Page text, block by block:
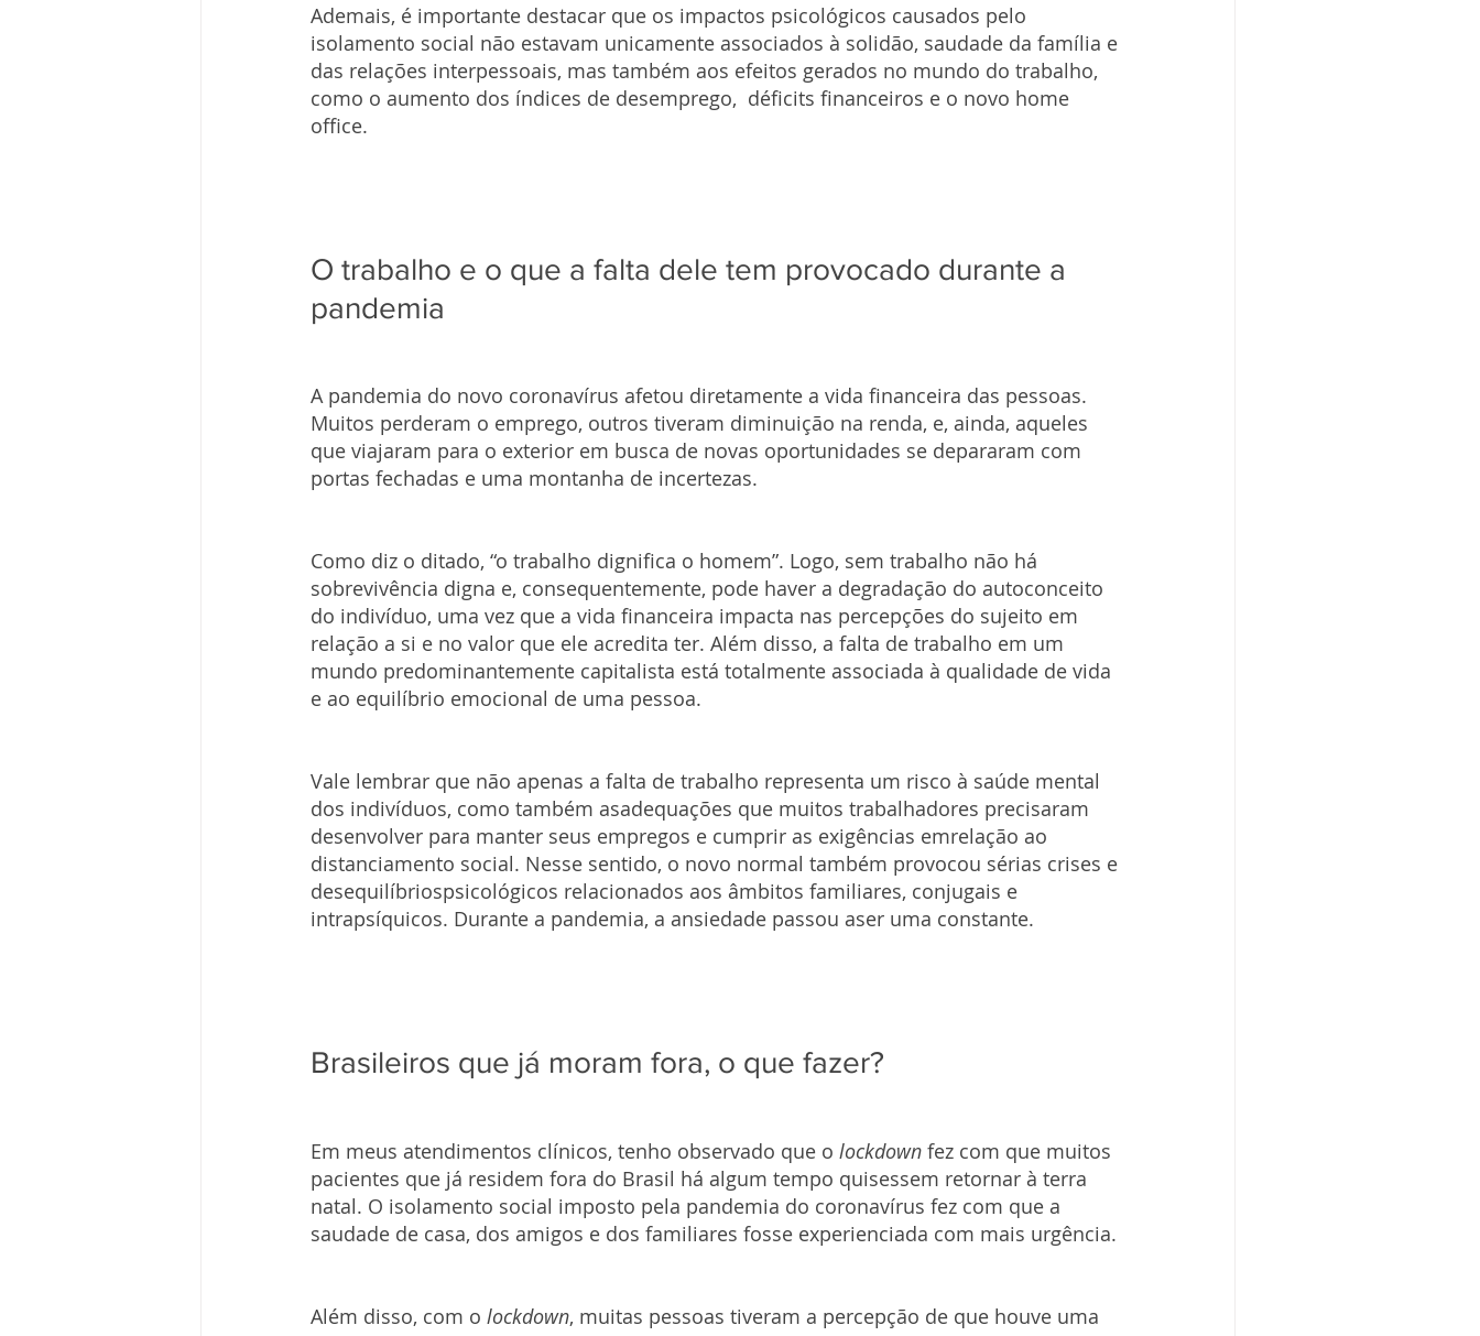
Ademais, é importante destacar que os impactos psicológicos causados pelo
isolamento social não estavam unicamente associados à solidão, saudade da família e
das relações interpessoais, mas também aos efeitos gerados no mundo do trabalho,
como o aumento dos índices de desemprego,  déficits financeiros e o novo home
office.
O trabalho e o que a falta dele tem provocado durante a
pandemia
A pandemia do novo coronavírus afetou diretamente a vida financeira das pessoas.
Muitos perderam o emprego, outros tiveram diminuição na renda, e, ainda, aqueles
que viajaram para o exterior em busca de novas oportunidades se depararam com
portas fechadas e uma montanha de incertezas.
Como diz o ditado, “o trabalho dignifica o homem”. Logo, sem trabalho não há
sobrevivência digna e, consequentemente, pode haver a degradação do autoconceito
do indivíduo, uma vez que a vida financeira impacta nas percepções do sujeito em
relação a si e no valor que ele acredita ter. Além disso, a falta de trabalho em um
mundo predominantemente capitalista está totalmente associada à qualidade de vida
e ao equilíbrio emocional de uma pessoa.
Vale lembrar que não apenas a falta de trabalho representa um risco à saúde mental
dos indivíduos, como também asadequações que muitos trabalhadores precisaram
desenvolver para manter seus empregos e cumprir as exigências emrelação ao
distanciamento social. Nesse sentido, o novo normal também provocou sérias crises e
desequilíbriospsicológicos relacionados aos âmbitos familiares, conjugais e
intrapsíquicos. Durante a pandemia, a ansiedade passou aser uma constante.
Brasileiros que já moram fora, o que fazer?
Em meus atendimentos clínicos, tenho observado que o lockdown fez com que muitos
pacientes que já residem fora do Brasil há algum tempo quisessem retornar à terra
natal. O isolamento social imposto pela pandemia do coronavírus fez com que a
saudade de casa, dos amigos e dos familiares fosse experienciada com mais urgência.
Além disso, com o lockdown, muitas pessoas tiveram a percepção de que houve uma